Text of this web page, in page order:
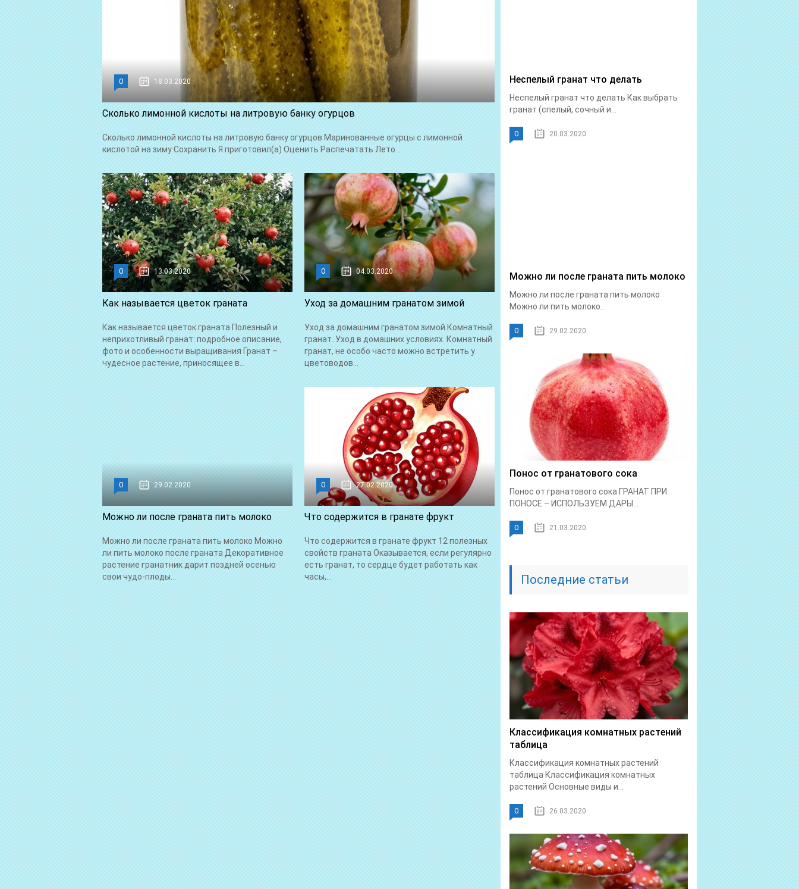
0 18.03.2020
Сколько лимонной кислоты на литровую банку огурцов
Сколько лимонной кислоты на литровую банку огурцов Маринованные огурцы с лимонной
кислотой на зиму Сохранить Я приготовил(а) Оценить Распечатать Лето...
0 13.03.2020
Как называется цветок граната
Как называется цветок граната Полезный и
неприхотливый гранат: подробное описание,
фото и особенности выращивания Гранат –
чудесное растение, приносящее в...
0 04.03.2020
Уход за домашним гранатом зимой
Уход за домашним гранатом зимой Комнатный
гранат. Уход в домашних условиях. Комнатный
гранат, не особо часто можно встретить у
цветоводов...
0 29.02.2020
Можно ли после граната пить молоко
Можно ли после граната пить молоко Можно
ли пить молоко после граната Декоративное
растение гранатник дарит поздней осенью
свои чудо-плоды...
0 27.02.2020
Что содержится в гранате фрукт
Что содержится в гранате фрукт 12 полезных
свойств граната Оказывается, если регулярно
есть гранат, то сердце будет работать как
часы,...
Неспелый гранат что делать
Неспелый гранат что делать Как выбрать
гранат (спелый, сочный и...
0 20.03.2020
Можно ли после граната пить молоко
Можно ли после граната пить молоко
Можно ли пить молоко...
0 29.02.2020
Понос от гранатового сока
Понос от гранатового сока ГРАНАТ ПРИ
ПОНОСЕ – ИСПОЛЬЗУЕМ ДАРЫ...
0 21.03.2020
Последние статьи
Классификация комнатных растений
таблица
Классификация комнатных растений
таблица Классификация комнатных
растений Основные виды и...
0 26.03.2020